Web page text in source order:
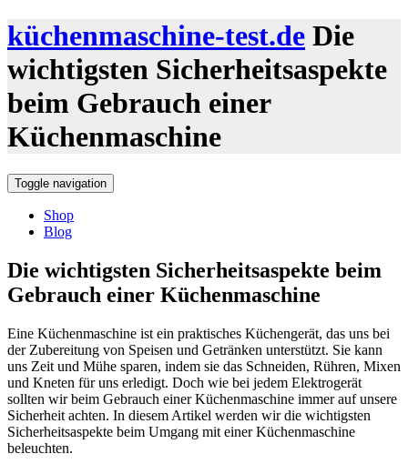
küchenmaschine-test.de Die
wichtigsten Sicherheitsaspekte
beim Gebrauch einer
Küchenmaschine
Toggle navigation
Shop
Blog
Die wichtigsten Sicherheitsaspekte beim
Gebrauch einer Küchenmaschine
Eine Küchenmaschine ist ein praktisches Küchengerät, das uns bei
der Zubereitung von Speisen und Getränken unterstützt. Sie kann
uns Zeit und Mühe sparen, indem sie das Schneiden, Rühren, Mixen
und Kneten für uns erledigt. Doch wie bei jedem Elektrogerät
sollten wir beim Gebrauch einer Küchenmaschine immer auf unsere
Sicherheit achten. In diesem Artikel werden wir die wichtigsten
Sicherheitsaspekte beim Umgang mit einer Küchenmaschine
beleuchten.